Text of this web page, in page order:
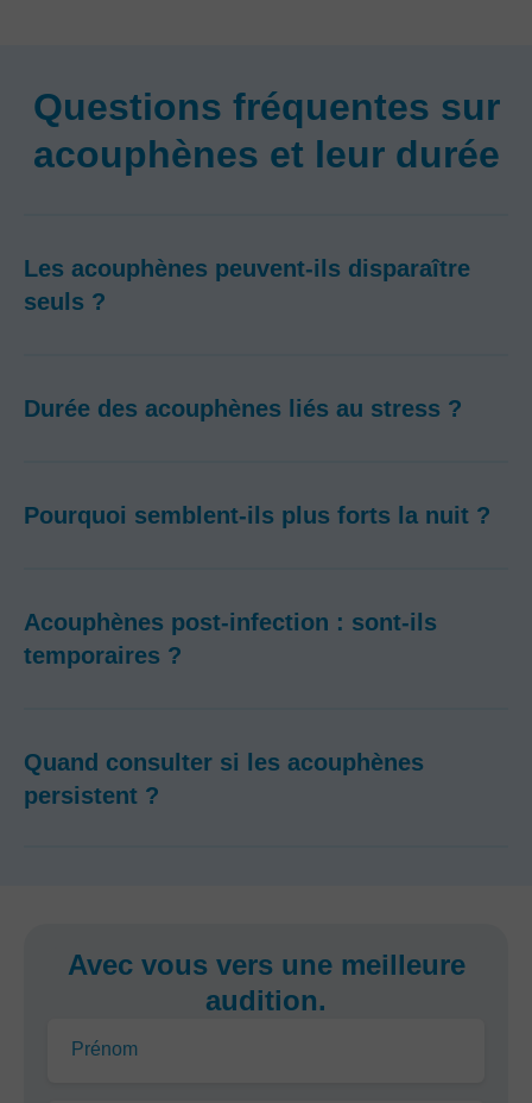
Questions fréquentes sur
acouphènes et leur durée
Les acouphènes peuvent-ils disparaître
seuls ?
Durée des acouphènes liés au stress ?
Pourquoi semblent-ils plus forts la nuit ?
Acouphènes post-infection : sont-ils
temporaires ?
Quand consulter si les acouphènes
persistent ?
Avec vous vers une meilleure
audition.
Prénom